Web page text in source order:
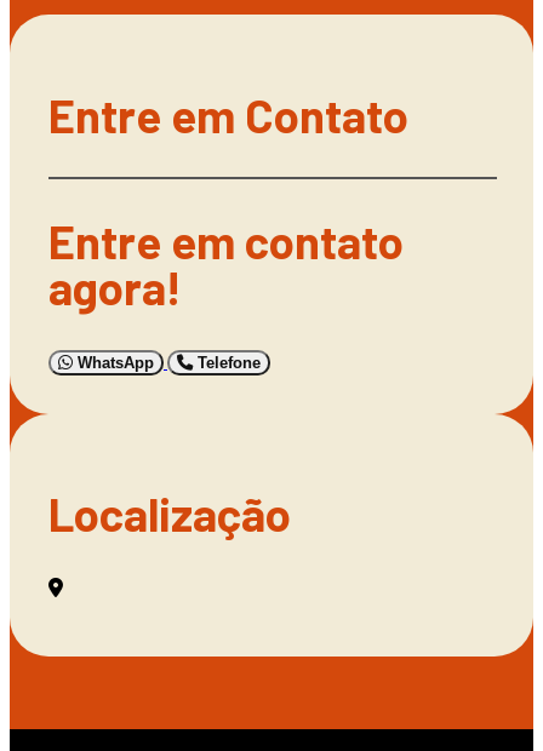
Entre em Contato
Entre em contato
agora!
WhatsApp Telefone
Localização